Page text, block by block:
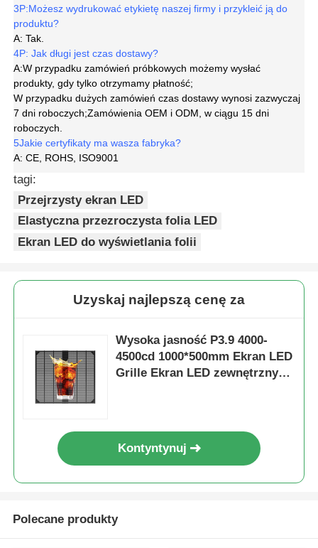
3P:Możesz wydrukować etykietę naszej firmy i przykleić ją do
produktu?
A: Tak.
4P: Jak długi jest czas dostawy?
A:W przypadku zamówień próbkowych możemy wysłać
produkty, gdy tylko otrzymamy płatność;
W przypadku dużych zamówień czas dostawy wynosi zazwyczaj
7 dni roboczych;Zamówienia OEM i ODM, w ciągu 15 dni
roboczych.
5Jakie certyfikaty ma wasza fabryka?
A: CE, ROHS, ISO9001
tagi:
Przejrzysty ekran LED
Elastyczna przezroczysta folia LED
Ekran LED do wyświetlania folii
Uzyskaj najlepszą cenę za
Wysoka jasność P3.9 4000-
4500cd 1000*500mm Ekran LED
Grille Ekran LED zewnętrzny
Kontyntynuj
Polecane produkty